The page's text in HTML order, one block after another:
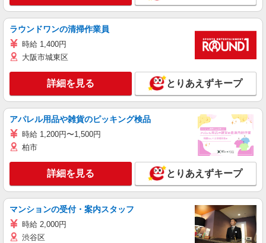
ラウンドワンの清掃作業員
時給 1,400円
大阪市城東区
詳細を見る とりあえずキープ
アパレル用品や雑貨のピッキング検品
時給 1,200円〜1,500円
柏市
詳細を見る とりあえずキープ
マンションの受付・案内スタッフ
時給 2,000円
渋谷区